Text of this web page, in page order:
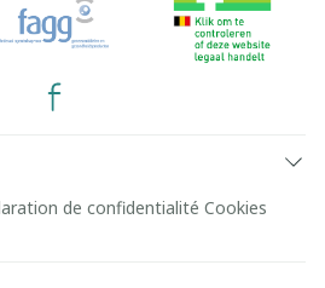
de confidentialité Cookies